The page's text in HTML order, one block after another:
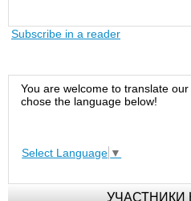
Subscribe in a reader
You are welcome to translate
chose the language below!
Select Language ▼
УЧАСТНИКИ